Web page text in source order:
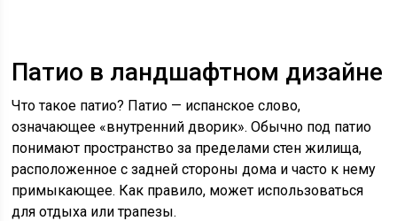
Патио в ландшафтном дизайне
Что такое патио? Патио — испанское слово,
означающее «внутренний дворик». Обычно под патио
понимают пространство за пределами стен жилища,
расположенное с задней стороны дома и часто к нему
примыкающее. Как правило, может использоваться
для отдыха или трапезы.